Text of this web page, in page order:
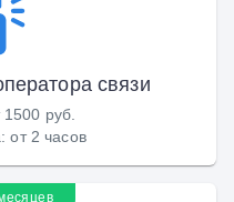
связи
1500 руб.
:от 2 часов